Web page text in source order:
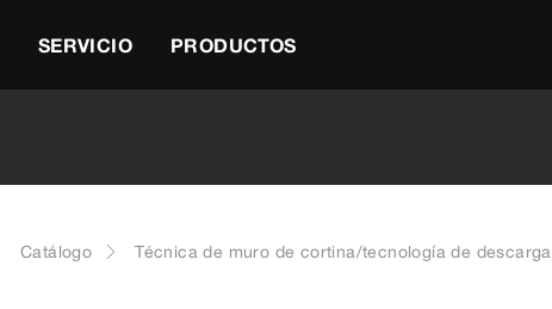
SERVICIO PRODUCTOS
Catálogo Técnica de muro de cortina/tecnología de descarga